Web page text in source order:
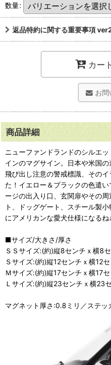
数量:
返品特約に関する重要事項
カー
お問
商品詳細
ニューファンドランドのシルエ
インのマグサイン。日本や米国
飛び出し注意の警戒標識、その
た！イエロー＆ブラックの色遣
ージの出入り口、玄関扉やその
ト、ドッグゲート、スチール製
にアメリカンな愛犬仕様になるね
■サイズ/大きさ/厚さ
ＳＳサイズ:(約)縦8センチｘ横8
Ｓサイズ:(約)縦12センチｘ横12
Ｍサイズ:(約)縦17センチｘ横17
Ｌサイズ:(約)縦23センチｘ横23
マグネット厚さ:0.8ミリ／ステッ